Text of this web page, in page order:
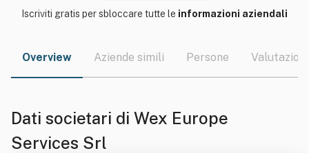
Iscriviti gratis per sbloccare tutte le informazioni aziendali
Overview Aziende simili Persone Valutazioni
Dati societari di Wex Europe
Services Srl